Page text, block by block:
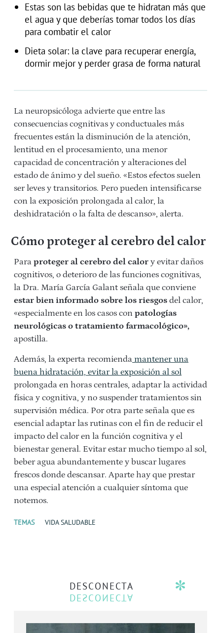
Estas son las bebidas que te hidratan más que
el agua y que deberías tomar todos los días
para combatir el calor
Dieta solar: la clave para recuperar energía,
dormir mejor y perder grasa de forma natural
La neuropsicóloga advierte que entre las
consecuencias cognitivas y conductuales más
frecuentes están la disminución de la atención,
lentitud en el procesamiento, una menor
capacidad de concentración y alteraciones del
estado de ánimo y del sueño. «Estos efectos suelen
ser leves y transitorios. Pero pueden intensificarse
con la exposición prolongada al calor, la
deshidratación o la falta de descanso», alerta.
Cómo proteger al cerebro del calor
Para proteger al cerebro del calor y evitar daños
cognitivos, o deterioro de las funciones cognitivas,
la Dra. María García Galant señala que conviene
estar bien informado sobre los riesgos del calor,
«especialmente en los casos con patologías
neurológicas o tratamiento farmacológico»,
apostilla.
Además, la experta recomienda mantener una
buena hidratación, evitar la exposición al sol
prolongada en horas centrales, adaptar la actividad
física y cognitiva, y no suspender tratamientos sin
supervisión médica. Por otra parte señala que es
esencial adaptar las rutinas con el fin de reducir el
impacto del calor en la función cognitiva y el
bienestar general. Evitar estar mucho tiempo al sol,
beber agua abundantemente y buscar lugares
frescos donde descansar. Aparte hay que prestar
una especial atención a cualquier síntoma que
notemos.
TEMAS VIDA SALUDABLE
DESCONECTA